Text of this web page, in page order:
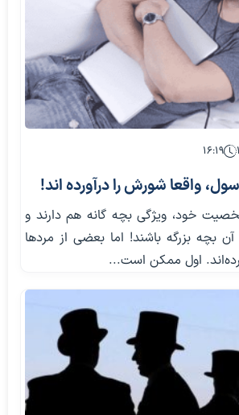
۱۶:۱۹
واقعا شورش را درآورده اند!
خود، ویژگی بچه گانه هم دارند و
بچه بزرگه باشند! اما بعضی از مردها
اول ممکن است...